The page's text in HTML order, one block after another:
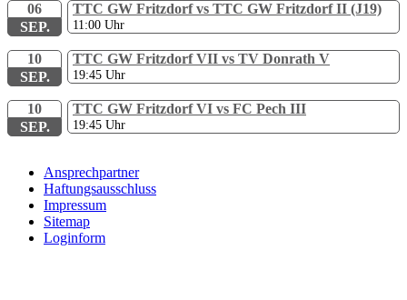
06
SEP.
TTC GW Fritzdorf vs TTC GW Fritzdorf II (J19)
11:00 Uhr
10
SEP.
TTC GW Fritzdorf VII vs TV Donrath V
19:45 Uhr
10
SEP.
TTC GW Fritzdorf VI vs FC Pech III
19:45 Uhr
Ansprechpartner
Haftungsausschluss
Impressum
Sitemap
Loginform